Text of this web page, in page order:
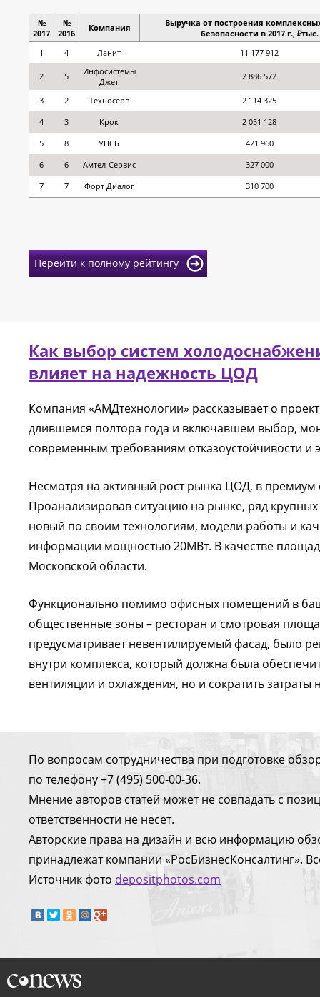
№
2017
№
2016
Компания
Выручка от построения
безопасности в 2017 г., ₽тыс.
1
4 Ланит 11 177 912
2 5
Инфосистемы
Джет
2 886 572
3 2 Техносерв
2 114 325
4
3 Крок
2 051 128
5
8 УЦСБ
421 960
6
6 Амтел-Сервис
327 000
7
7 Форт Диалог 310 700
Перейти к полному рейтингу
Как выбор систем
влияет на надежность ЦОД
Компания «АМДтехнологии» рассказывает о
длившемся полтора года и включавшем выбор,
современным требованиям отказоустойчивости и
Несмотря на активный рост рынка ЦОД, в
Проанализировав ситуацию на рынке, ряд
новый по своим технологиям, модели работы и
информации мощностью 20МВт. В качестве
Московской области.
Функционально помимо офисных помещений в
общественные зоны – ресторан и смотровая
предусматривает невентилируемый фасад, было
внутри комплекса, который должна была
вентиляции и охлаждения, но и сократить
По вопросам сотрудничества при подготовке
по телефону +7 (495) 500-00-36.
Мнение авторов статей может не совпадать с
ответственности не несет.
Авторские права на дизайн и всю информацию
принадлежат компании «РосБизнесКонсалтинг».
Источник фото depositphotos.com